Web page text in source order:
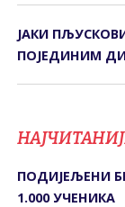
ЈАКИ
ПОЈЕДИНИМ
ПОДИЈЕЉЕНИ
1.000 УЧЕНИКА